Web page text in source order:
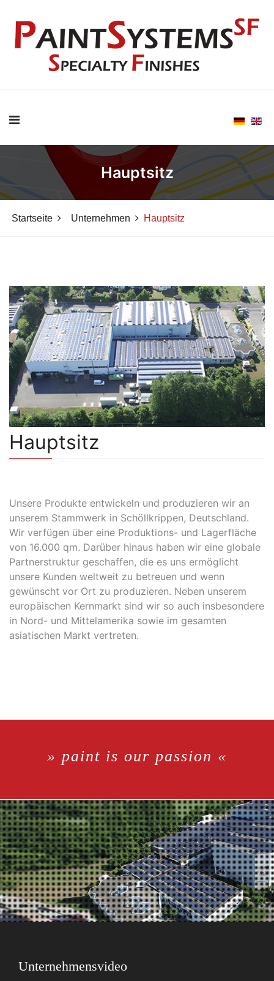
Hauptsitz
Startseite Unternehmen Hauptsitz
Hauptsitz
Unsere Produkte entwickeln und produzieren wir an
unserem Stammwerk in Schöllkrippen, Deutschland.
Wir verfügen über eine Produktions- und Lagerfläche
von 16.000 qm. Darüber hinaus haben wir eine globale
Partnerstruktur geschaffen, die es uns ermöglicht
unsere Kunden weltweit zu betreuen und wenn
gewünscht vor Ort zu produzieren. Neben unserem
europäischen Kernmarkt sind wir so auch insbesondere
in Nord- und Mittelamerika sowie im gesamten
asiatischen Markt vertreten.
» paint is our passion «
Unternehmensvideo